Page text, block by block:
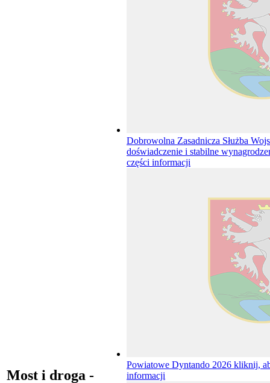
Most i droga -
Dobrowolna Zasadnicza Służba
doświadczenie i stabilne
części informacji
Powiatowe Dyntando 2026 kliknij,
informacji